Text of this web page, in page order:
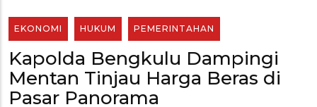
EKONOMI HUKUM PEMERINTAHAN
Kapolda Bengkulu Dampingi
Mentan Tinjau Harga Beras di
Pasar Panorama